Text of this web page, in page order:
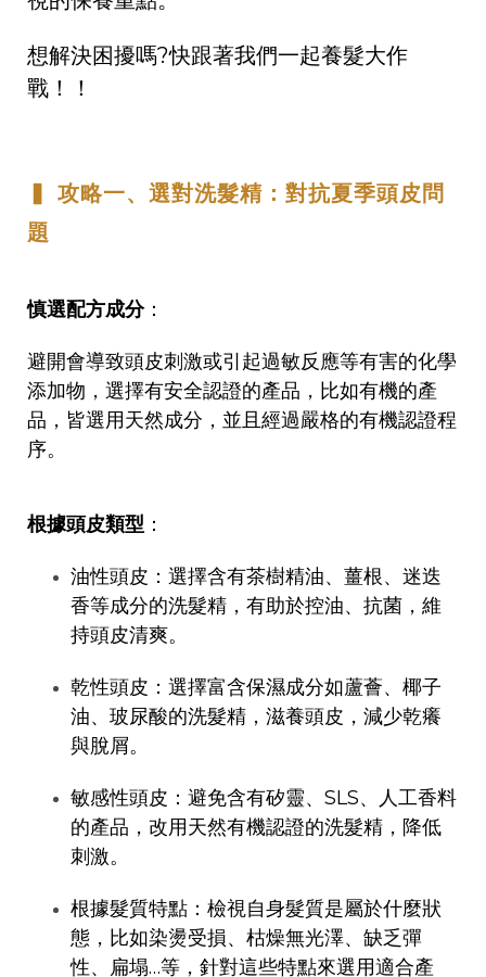
想解決困擾嗎?快跟著我們一起養髮大作
戰！！
▍ 攻略一、選對洗髮精：對抗夏季頭皮問
題
慎選配方成分：
避開會導致頭皮刺激或引起過敏反應等有害的化學
添加物，選擇有安全認證的產品，比如有機的產
品，皆選用天然成分，並且經過嚴格的有機認證程
序。
根據頭皮類型 ：
油性頭皮：選擇含有茶樹精油、薑根、迷迭
香等成分的洗髮精，有助於控油、抗菌，維
持頭皮清爽。
乾性頭皮：選擇富含保濕成分如蘆薈、椰子
油、玻尿酸的洗髮精，滋養頭皮，減少乾癢
與脫屑。
敏感性頭皮：避免含有矽靈、SLS、人工香料
的產品，改用天然有機認證的洗髮精，降低
刺激。
根據髮質特點：檢視自身髮質是屬於什麼狀
態，比如染燙受損、枯燥無光澤、缺乏彈
性、扁塌…等，針對這些特點來選用適合產